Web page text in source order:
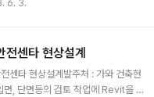
6. 3.
센타 현상설계
센타 현상설계발주처 : 가와 건축현
면, 단면등의 검토 작업에 Revit을 활